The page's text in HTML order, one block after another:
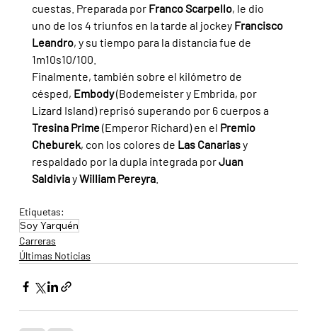
cuestas. Preparada por Franco Scarpello, le dio
uno de los 4 triunfos en la tarde al jockey Francisco
Leandro, y su tiempo para la distancia fue de
1m10s10/100.
Finalmente, también sobre el kilómetro de
césped, Embody (Bodemeister y Embrida, por
Lizard Island) reprisó superando por 6 cuerpos a
Tresina Prime (Emperor Richard) en el Premio
Cheburek, con los colores de Las Canarias y
respaldado por la dupla integrada por Juan
Saldivia y William Pereyra.
Etiquetas:
Soy Yarquén
Carreras
Últimas Noticias